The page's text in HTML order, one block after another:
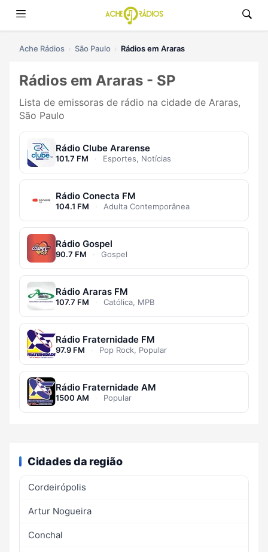
Ache Rádios São Paulo Rádios em Araras
Rádios em Araras - SP
Lista de emissoras de rádio na cidade de Araras,
São Paulo
Rádio Clube Ararense
101.7 FM · Esportes, Notícias
Rádio Conecta FM
104.1 FM · Adulta Contemporânea
Rádio Gospel
90.7 FM · Gospel
Rádio Araras FM
107.7 FM · Católica, MPB
Rádio Fraternidade FM
97.9 FM · Pop Rock, Popular
Rádio Fraternidade AM
1500 AM · Popular
Cidades da região
Cordeirópolis
Artur Nogueira
Conchal